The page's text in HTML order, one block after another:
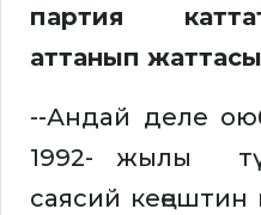
партия
аттанып
--Андай деле
1992- жылы
саясий